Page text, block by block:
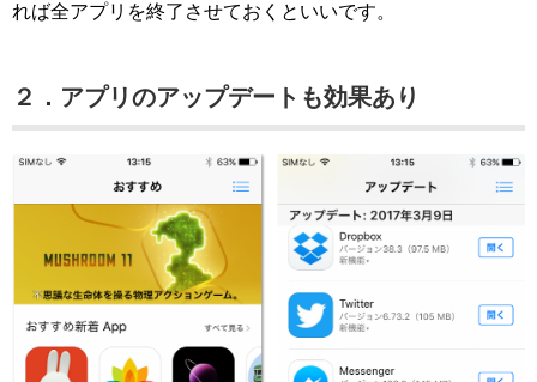
れば全アプリを終了させておくといいです。
２．アプリのアップデートも効果あり